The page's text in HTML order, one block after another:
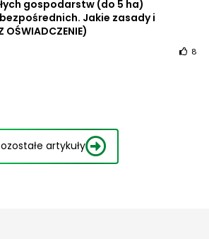
gospodarstw (do 5 ha)
Jakie zasady i
OŚWIADCZENIE)
8
artykuły